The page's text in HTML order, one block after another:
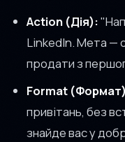
Action (Дія):
LinkedIn. Мета —
продати з
Format
привітань, без
знайде вас у